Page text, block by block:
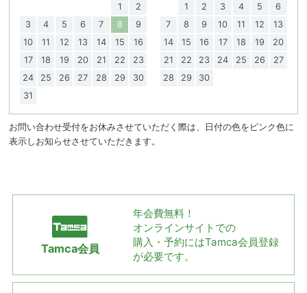
1
2
3
4 5 6 7 8
9
10
11 12 13 14 15
16
17
18 19 20 21 22
23
24
25 26 27 28 29
30
31
1
2 3 4 5
6
7
8 9 10 11 12
13
14
15 16 17 18 19
20
21
22 23 24 25 26
27
28
29 30
お問い合わせ受付をお休みさせていただく際は、日付の色をピンク色に
表示しお知らせさせていただきます。
Tamca会員
年会費無料！
オンラインサイトでの
購入・予約にはTamca会員登録
が必要です。